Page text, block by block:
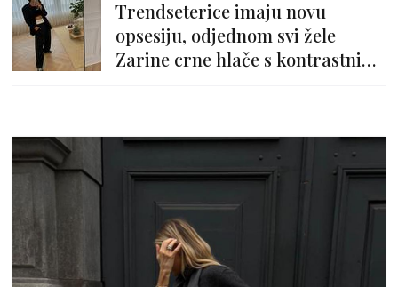
Trendseterice imaju novu
opsesiju, odjednom svi žele
Zarine crne hlače s kontrastnim